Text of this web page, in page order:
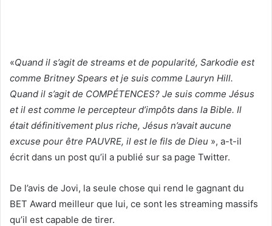
«Quand il s’agit de streams et de popularité, Sarkodie est
comme Britney Spears et je suis comme Lauryn Hill.
Quand il s’agit de COMPÉTENCES? Je suis comme Jésus
et il est comme le percepteur d’impôts dans la Bible. Il
était définitivement plus riche, Jésus n’avait aucune
excuse pour être PAUVRE, il est le fils de Dieu », a-t-il
écrit dans un post qu’il a publié sur sa page Twitter.
De l’avis de Jovi, la seule chose qui rend le gagnant du
BET Award meilleur que lui, ce sont les streaming massifs
qu’il est capable de tirer.